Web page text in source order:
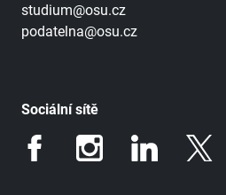
studium@osu.cz
podatelna@osu.cz
Sociální sítě